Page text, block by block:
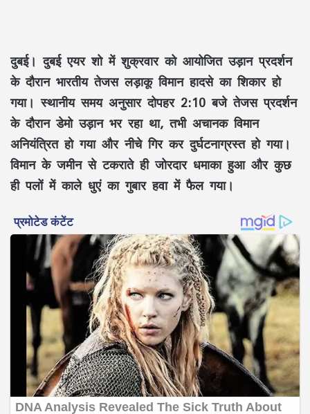
दुबई। दुबई एयर शो में शुक्रवार को आयोजित उड़ान प्रदर्शन
के दौरान भारतीय तेजस लड़ाकू विमान हादसे का शिकार हो
गया। स्थानीय समय अनुसार दोपहर 2:10 बजे तेजस प्रदर्शन
के दौरान डेमो उड़ान भर रहा था, तभी अचानक विमान
अनियंत्रित हो गया और नीचे गिर कर दुर्घटनाग्रस्त हो गया।
विमान के जमीन से टकराते ही जोरदार धमाका हुआ और कुछ
ही पलों में काले धुएं का गुबार हवा में फैल गया।